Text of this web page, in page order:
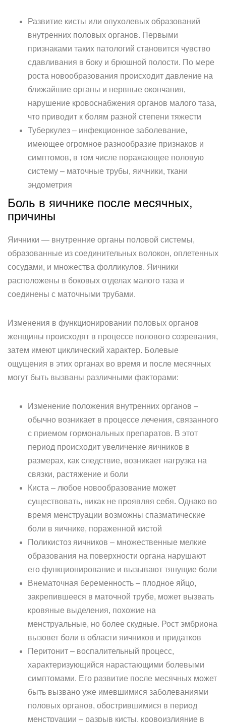
Развитие кисты или опухолевых образований
внутренних половых органов. Первыми
признаками таких патологий становится чувство
сдавливания в боку и брюшной полости. По мере
роста новообразования происходит давление на
ближайшие органы и нервные окончания,
нарушение кровоснабжения органов малого таза,
что приводит к болям разной степени тяжести
Туберкулез – инфекционное заболевание,
имеющее огромное разнообразие признаков и
симптомов, в том числе поражающее половую
систему – маточные трубы, яичники, ткани
эндометрия
Боль в яичнике после месячных,
причины
Яичники — внутренние органы половой системы,
образованные из соединительных волокон, оплетенных
сосудами, и множества фолликулов. Яичники
расположены в боковых отделах малого таза и
соединены с маточными трубами.
Изменения в функционировании половых органов
женщины происходят в процессе полового созревания,
затем имеют циклический характер. Болевые
ощущения в этих органах во время и после месячных
могут быть вызваны различными факторами:
Изменение положения внутренних органов –
обычно возникает в процессе лечения, связанного
с приемом гормональных препаратов. В этот
период происходит увеличение яичников в
размерах, как следствие, возникает нагрузка на
связки, растяжение и боли
Киста – любое новообразование может
существовать, никак не проявляя себя. Однако во
время менструации возможны спазматические
боли в яичнике, пораженной кистой
Поликистоз яичников – множественные мелкие
образования на поверхности органа нарушают
его функционирование и вызывают тянущие боли
Внематочная беременность – плодное яйцо,
закрепившееся в маточной трубе, может вызвать
кровяные выделения, похожие на
менструальные, но более скудные. Рост эмбриона
вызовет боли в области яичников и придатков
Перитонит – воспалительный процесс,
характеризующийся нарастающими болевыми
симптомами. Его развитие после месячных может
быть вызвано уже имевшимися заболеваниями
половых органов, обострившимися в период
менструации – разрыв кисты, кровоизлияние в